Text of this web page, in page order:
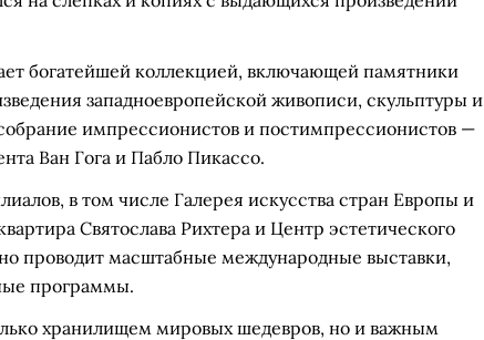
богатейшей коллекцией, включающей памятники
западноевропейской живописи, скульптуры и
импрессионистов и постимпрессионистов —
Ван Гога и Пабло Пикассо.
в том числе Галерея искусства стран Европы и
Святослава Рихтера и Центр эстетического
проводит масштабные международные выставки,
программы.
хранилищем мировых шедевров, но и важным